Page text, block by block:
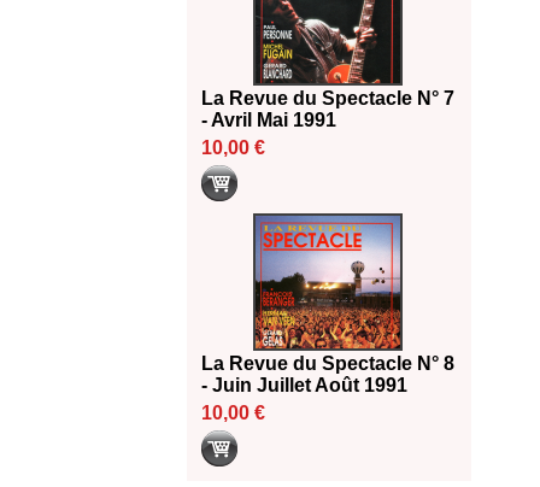
La Revue du Spectacle N° 7
- Avril Mai 1991
10,00 €
La Revue du Spectacle N° 8
- Juin Juillet Août 1991
10,00 €